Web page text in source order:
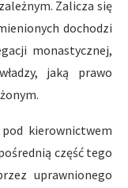
Zalicza się
dochodzi
monastycznej,
jaką prawo
kierownictwem
część tego
uprawnionego